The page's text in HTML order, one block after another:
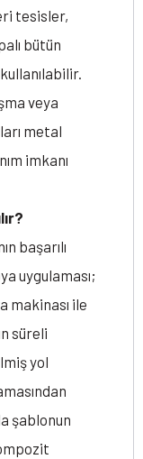
tesisler,
bütün
veya
metal
imkanı
başarılı
uygulaması;
makinası ile
süreli
yol
şablonun